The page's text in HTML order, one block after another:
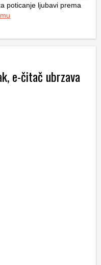
poticanje ljubavi prema
e-čitač ubrzava